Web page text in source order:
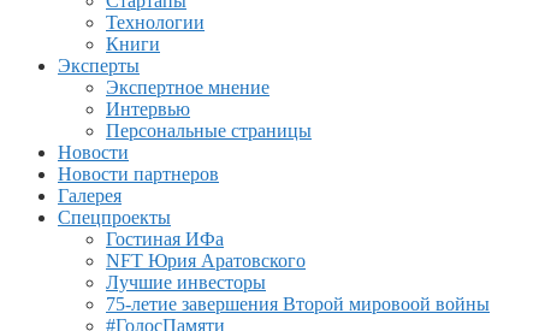
Технологии
Книги
Эксперты
Экспертное мнение
Интервью
Персональные страницы
Новости
Новости партнеров
Галерея
Спецпроекты
Гостиная ИФа
NFT Юрия Аратовского
Лучшие инвесторы
75-летие завершения Второй мировоой войны
#ГолосПамяти